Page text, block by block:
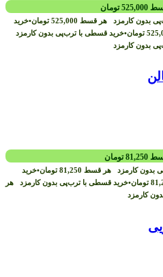
525,000 تومان
بدون کارمزد هر قسط 525,000 تومان•خرید
تومان•خرید قسطی با ترب‌پی بدون کارمزد
بدون کارمزد
81,250 تومان
بدون کارمزد هر قسط 81,250 تومان•خرید
تومان•خرید قسطی با ترب‌پی بدون کارمزد هر
کارمزد